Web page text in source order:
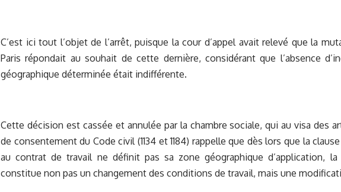
C’est ici tout l’objet de l’arrêt, puisque la cour d’appel avait relevé que la
Paris répondait au souhait de cette dernière, considérant que l’absence
géographique déterminée était indifférente.
Cette décision est cassée et annulée par la chambre sociale, qui au visa des
de consentement du Code civil (1134 et 1184) rappelle que dès lors que la
au contrat de travail ne définit pas sa zone géographique d’application,
constitue non pas un changement des conditions de travail, mais une